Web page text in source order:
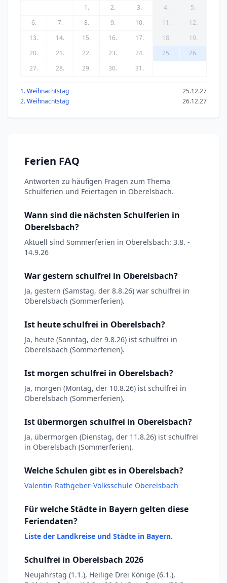
1.
2. 3. 4.
5.
6.
7. 8. 9. 10. 11.
12.
13.
14. 15. 16. 17. 18.
19.
20.
21. 22. 23. 24. 25.
26.
27.
28. 29. 30. 31.
1. Weihnachtstag
25.12.27
2. Weihnachtstag
26.12.27
Ferien FAQ
Antworten zu häufigen Fragen zum Thema
Schulferien und Feiertagen in Oberelsbach.
Wann sind die nächsten Schulferien in
Oberelsbach?
Aktuell sind Sommerferien in Oberelsbach: 3.8. -
14.9.26
War gestern schulfrei in Oberelsbach?
Ja, gestern (Samstag, der 8.8.26) war schulfrei in
Oberelsbach (Sommerferien).
Ist heute schulfrei in Oberelsbach?
Ja, heute (Sonntag, der 9.8.26) ist schulfrei in
Oberelsbach (Sommerferien).
Ist morgen schulfrei in Oberelsbach?
Ja, morgen (Montag, der 10.8.26) ist schulfrei in
Oberelsbach (Sommerferien).
Ist übermorgen schulfrei in Oberelsbach?
Ja, übermorgen (Dienstag, der 11.8.26) ist schulfrei
in Oberelsbach (Sommerferien).
Welche Schulen gibt es in Oberelsbach?
Valentin-Rathgeber-Volksschule Oberelsbach
Für welche Städte in Bayern gelten diese
Feriendaten?
Liste der Landkreise und Städte in Bayern.
Schulfrei in Oberelsbach 2026
Neujahrstag (1.1.), Heilige Drei Könige (6.1.),